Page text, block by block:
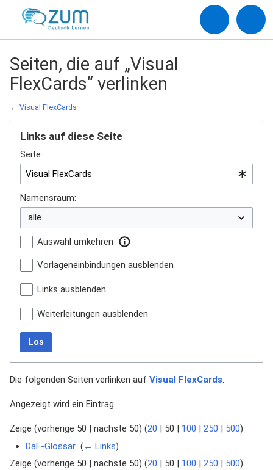
Seiten, die auf „Visual
FlexCards“ verlinken
← Visual FlexCards
Links auf diese Seite
Seite:
Namensraum:
Auswahl umkehren
Vorlageneinbindungen ausblenden
Links ausblenden
Weiterleitungen ausblenden
Los
Die folgenden Seiten verlinken auf Visual FlexCards:
Angezeigt wird ein Eintrag.
Zeige (vorherige 50 nächste 50) (20 50 100 250 500)
DaF-Glossar‎ (← Links)
Zeige (vorherige 50 | nächste 50) (20 | 50 | 100 | 250 | 500)